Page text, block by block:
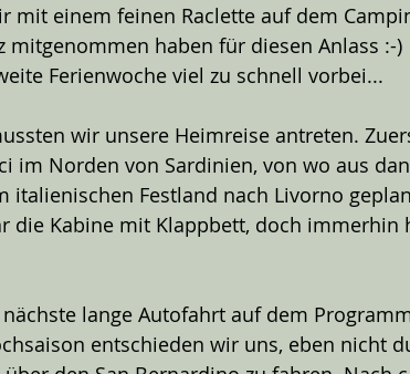
mit einem feinen Raclette auf dem
mitgenommen haben für diesen Anlass :-)
Ferienwoche viel zu schnell vorbei...
wir unsere Heimreise antreten.
im Norden von Sardinien, von wo aus
italienischen Festland nach Livorno
die Kabine mit Klappbett, doch immerhin
lange Autofahrt auf dem
entschieden wir uns, eben nicht